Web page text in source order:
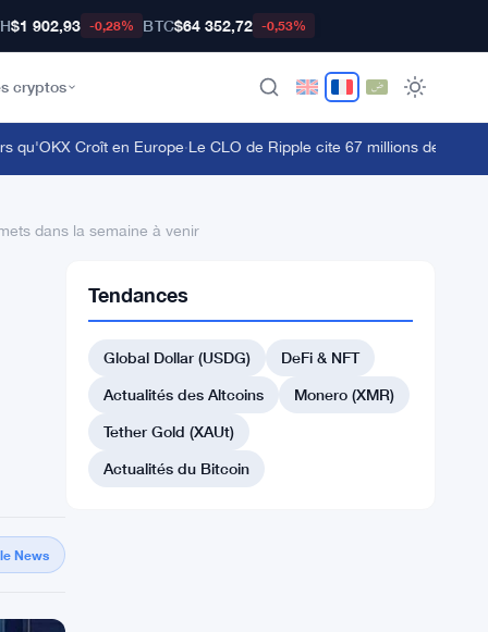
$1 902,93 -0,28% BTC$64 352,72 -0,53%
cryptos
Croît en Europe·Le CLO de Ripple cite 67 millions de
dans la semaine à venir
News
Tendances
Global Dollar (USDG)
DeFi & NFT
Actualités des Altcoins
Monero (XMR)
Tether Gold (XAUt)
Actualités du Bitcoin